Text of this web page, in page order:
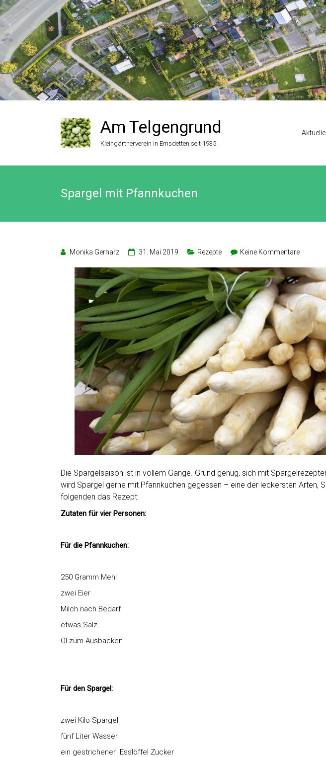
Zum
Inhalt
springen
Am Telgengrund
Kleingärtnerverein in Emsdetten seit 1935
Spargel mit Pfannkuchen
Monika Gerharz 31. Mai 2019 Rezepte Keine Kommentare
Die Spargelsaison ist in vollem Gange. Grund genug, sich mit
wird Spargel gerne mit Pfannkuchen gegessen – eine der leckersten Arten,
folgenden das Rezept:
Zutaten für vier Personen:
Für die Pfannkuchen:
250 Gramm Mehl
zwei Eier
Milch nach Bedarf
etwas Salz
Öl zum Ausbacken
Für den Spargel:
zwei Kilo Spargel
fünf Liter Wasser
ein gestrichener Esslöffel Zucker